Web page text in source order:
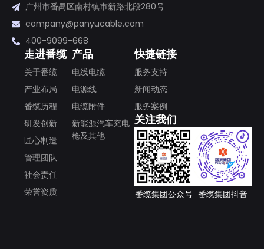
广州市番禺区南村镇市新路北段280号
company@panyucable.com
400-9099-668
走进番缆
关于番缆
产业布局
番缆历程
研发创新
匠心制造
管理团队
社会责任
荣誉资质
产品
电线电缆
电源线
电缆附件
新能源汽车充电
枪及其他
快捷链接
服务支持
新闻动态
服务案例
关注我们
番缆集团公众号 番缆集团抖音